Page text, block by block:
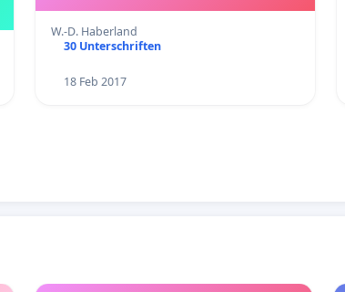
W.-D. Haberland
30 Unterschriften
18 Feb 2017